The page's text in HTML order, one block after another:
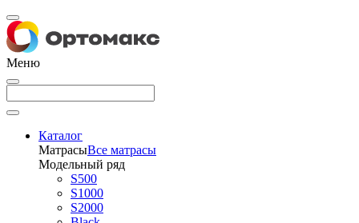
Меню
Каталог
МатрасыВсе матрасы
Модельный ряд
S500
S1000
S2000